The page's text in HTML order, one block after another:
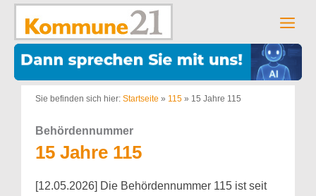
Zum
springen
Sie befinden sich hier: Startseite » 115 » 15 Jahre 115
Behördennummer
15 Jahre 115
[12.05.2026] Die Behördennummer 115 ist seit